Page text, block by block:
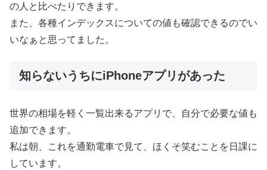
の人と比べたりできます。
また、各種インデックスについての値も確認できるのでい
いなぁと思ってました。
知らないうちにiPhoneアプリがあった
世界の相場を軽く一覧出来るアプリで、自分で必要な値も
追加できます。
私は朝、これを通勤電車で見て、ほくそ笑むことを日課に
しています。